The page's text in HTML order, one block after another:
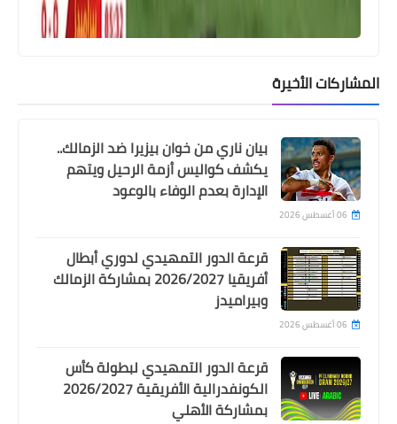
Egypt
جوميز يستبعد ثنائى الزمالك من معسكر
الفريق استعدادا للموسم الجديد
المشاركات الأخيرة
بيان ناري من خوان بيزيرا ضد الزمالك..
يكشف كواليس أزمة الرحيل ويتهم
الإدارة بعدم الوفاء بالوعود
06 أغسطس 2026
قرعة الدور التمهيدي لدوري أبطال
أفريقيا 2026/2027 بمشاركة الزمالك
وبيراميدز
06 أغسطس 2026
قرعة الدور التمهيدي لبطولة كأس
الكونفدرالية الأفريقية 2026/2027
بمشاركة الأهلي